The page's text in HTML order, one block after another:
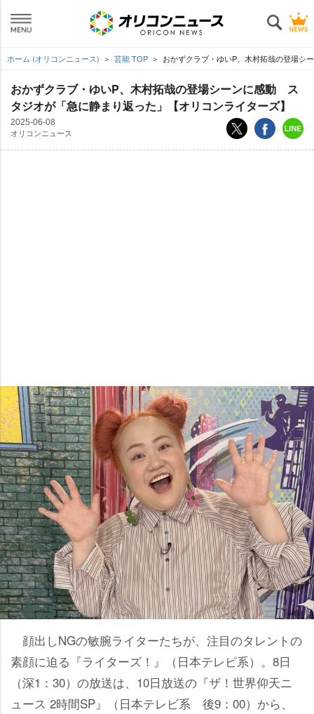
ホーム (オリコンニュース) 芸能 TOP おかずクラブ・ゆいP、木村拓哉の登場シ
おかずクラブ・ゆいP、木村拓哉の登場シーンに感動 ス
タジオが「急に静まり返った」【オリコンライターズ】
2025-06-08
オリコンニュース
顔出しNGの敏腕ライターたちが、注目のタレントの
素顔に迫る『ライターズ！』（日本テレビ系）。8日
（深1：30）の放送は、10日放送の『ザ！世界仰天ニ
ュース 2時間SP』（日本テレビ系 後9：00）から、